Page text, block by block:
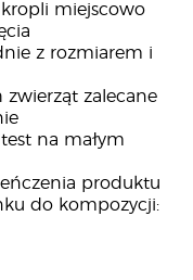
miejscowo
z rozmiarem i
zalecane
na małym
produktu
do kompozycji: